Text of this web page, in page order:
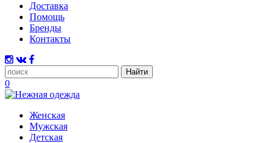
Доставка
Помощь
Бренды
Контакты
0
Женская
Мужская
Детская